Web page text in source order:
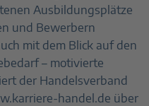
Ausbildungsplätze
und Bewerbern
mit dem Blick auf den
– motivierte
der Handelsverband
handel.de über